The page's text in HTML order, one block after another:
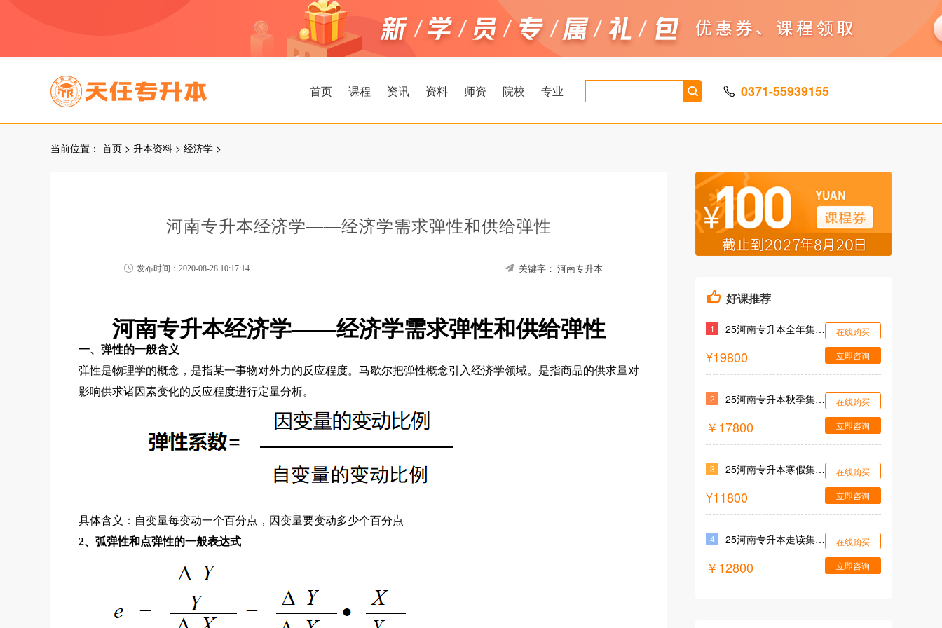
首页 课程 资讯 资料 师资 院校 专业 0371-55939155
当前位置： 首页 > 升本资料 > 经济学 >
河南专升本经济学——经济学需求弹性和供给弹性
发布时间：2020-08-28 10:17:14 关键字：河南专升本
河南专升本经济学——经济学需求弹性和供给弹性
一、弹性的一般含义
弹性是物理学的概念，是指某一事物对外力的反应程度。马歇尔把弹性概念引入经济学领域。是指商品的供求量对
影响供求诸因素变化的反应程度进行定量分析。
具体含义：自变量每变动一个百分点，因变量要变动多少个百分点
2、弧弹性和点弹性的一般表达式
好课推荐
1 25河南专升本全年集训营
¥19800
在线购买
立即咨询
2 25河南专升本秋季集训营
￥17800
在线购买
立即咨询
3 25河南专升本寒假集训营
¥11800
在线购买
立即咨询
4 25河南专升本走读集训营
￥12800
在线购买
立即咨询